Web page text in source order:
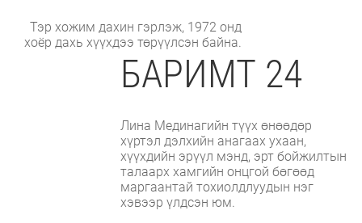
Тэр хожим дахин гэрлэж, 1972 онд
хоёр дахь хүүхдээ төрүүлсэн байна.
БАРИМТ 24
Лина Мединагийн түүх өнөөдөр
хүртэл дэлхийн анагаах ухаан,
хүүхдийн эрүүл мэнд, эрт бойжилтын
талаарх хамгийн онцгой бөгөөд
маргаантай тохиолдлуудын нэг
хэвээр үлдсэн юм.